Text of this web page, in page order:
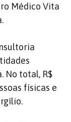
Médico Vita
No total, R$
físicas e